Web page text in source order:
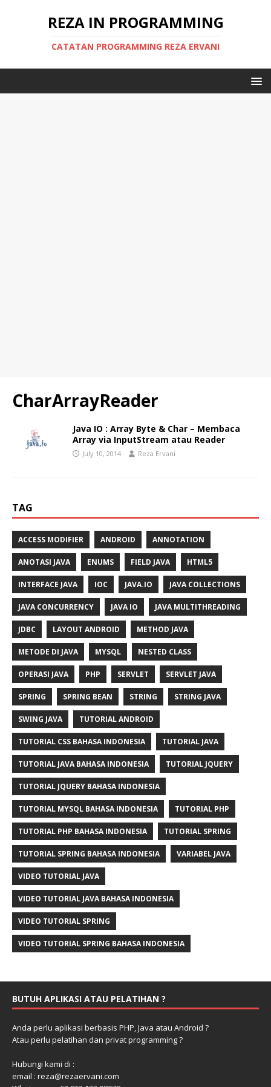
REZA IN PROGRAMMING
CATATAN PROGRAMMING REZA ERVANI
CharArrayReader
Java IO : Array Byte & Char – Membaca
Array via InputStream atau Reader
July 10, 2014 Reza Ervani
TAG
ACCESS MODIFIER ANDROID ANNOTATION
ANOTASI JAVA ENUMS FIELD JAVA HTML5
INTERFACE JAVA IOC JAVA.IO JAVA COLLECTIONS
JAVA CONCURRENCY JAVA IO JAVA MULTITHREADING
JDBC LAYOUT ANDROID METHOD JAVA
METODE DI JAVA MYSQL NESTED CLASS
OPERASI JAVA PHP SERVLET SERVLET JAVA
SPRING SPRING BEAN STRING STRING JAVA
SWING JAVA TUTORIAL ANDROID
TUTORIAL CSS BAHASA INDONESIA TUTORIAL JAVA
TUTORIAL JAVA BAHASA INDONESIA TUTORIAL JQUERY
TUTORIAL JQUERY BAHASA INDONESIA
TUTORIAL MYSQL BAHASA INDONESIA TUTORIAL PHP
TUTORIAL PHP BAHASA INDONESIA TUTORIAL SPRING
TUTORIAL SPRING BAHASA INDONESIA VARIABEL JAVA
VIDEO TUTORIAL JAVA
VIDEO TUTORIAL JAVA BAHASA INDONESIA
VIDEO TUTORIAL SPRING
VIDEO TUTORIAL SPRING BAHASA INDONESIA
BUTUH APLIKASI ATAU PELATIHAN ?
Anda perlu aplikasi berbasis PHP, Java atau Android ?
Atau perlu pelatihan dan privat programming ?
Hubungi kami di :
email : reza@rezaervani.com